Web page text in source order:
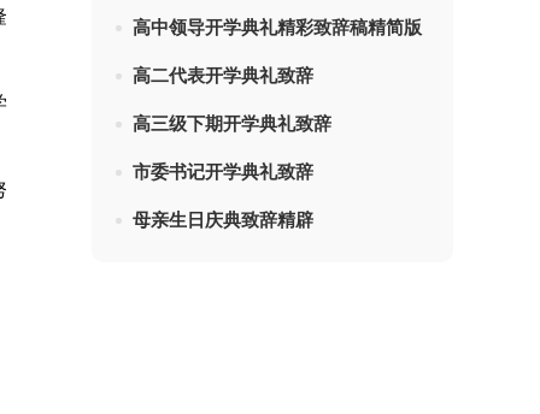
高中领导开学典礼精彩致辞稿精简版
高二代表开学典礼致辞
高三级下期开学典礼致辞
市委书记开学典礼致辞
母亲生日庆典致辞精辟